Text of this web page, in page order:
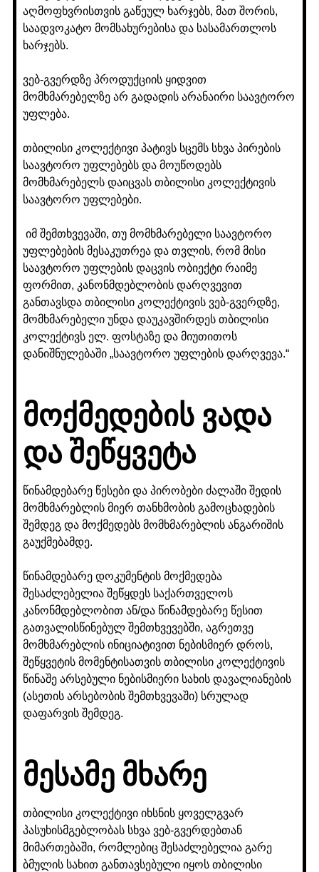
აღმოფხვრისთვის გაწეულ ხარჯებს, მათ შორის,
საადვოკატო მომსახურებისა და სასამართლოს
ხარჯებს.
ვებ-გვერდზე პროდუქციის ყიდვით
მომხმარებელზე არ გადადის არანაირი საავტორო
უფლება.
თბილისი კოლექტივი პატივს სცემს სხვა პირების
საავტორო უფლებებს და მოუწოდებს
მომხმარებელს დაიცვას თბილისი კოლექტივის
საავტორო უფლებები.
იმ შემთხვევაში, თუ მომხმარებელი საავტორო
უფლებების მესაკუთრეა და თვლის, რომ მისი
საავტორო უფლების დაცვის ობიექტი რაიმე
ფორმით, კანონმდებლობის დარღვევით
განთავსდა თბილისი კოლექტივის ვებ-გვერდზე,
მომხმარებელი უნდა დაუკავშირდეს თბილისი
კოლექტივს ელ. ფოსტაზე და მიუთითოს
დანიშნულებაში „საავტორო უფლების დარღვევა.“
მოქმედების ვადა
და შეწყვეტა
წინამდებარე წესები და პირობები ძალაში შედის
მომხმარებლის მიერ თანხმობის გამოცხადების
შემდეგ და მოქმედებს მომხმარებლის ანგარიშის
გაუქმებამდე.
წინამდებარე დოკუმენტის მოქმედება
შესაძლებელია შეწყდეს საქართველოს
კანონმდებლობით ან/და წინამდებარე წესით
გათვალისწინებულ შემთხვევებში, აგრეთვე
მომხმარებლის ინიციატივით ნებისმიერ დროს,
შეწყვეტის მომენტისათვის თბილისი კოლექტივის
წინაშე არსებული ნებისმიერი სახის დავალიანების
(ასეთის არსებობის შემთხვევაში) სრულად
დაფარვის შემდეგ.
მესამე მხარე
თბილისი კოლექტივი იხსნის ყოველგვარ
პასუხისმგებლობას სხვა ვებ-გვერდებთან
მიმართებაში, რომლებიც შესაძლებელია გარე
ბმულის სახით განთავსებული იყოს თბილისი